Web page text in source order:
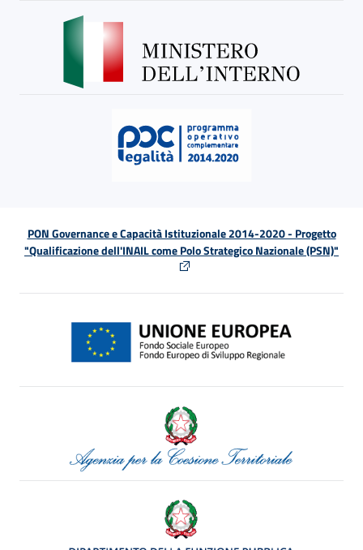
PON Governance e Capacità Istituzionale 2014-2020 - Progetto
"Qualificazione dell'INAIL come Polo Strategico Nazionale (PSN)"